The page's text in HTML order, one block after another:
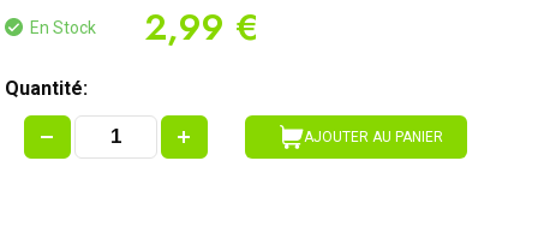
En Stock 2,99 €
Quantité:
AJOUTER AU PANIER